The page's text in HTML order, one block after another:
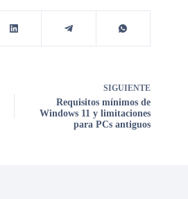
SIGUIENTE
Requisitos mínimos de
Windows 11 y limitaciones
para PCs antiguos